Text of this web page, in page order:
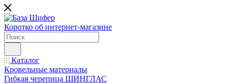
Коротко об интернет-магазине
Каталог
Кровельные материалы
Гибкая черепица ШИНГЛАС